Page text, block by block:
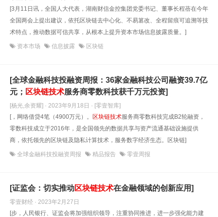
[3月11日讯，全国人大代表，湖南财信金控集团党委书记、董事长程蓓在今年
全国两会上提出建议，依托区块链去中心化、不易篡改、全程留痕可追溯等技
术特点，推动数据可信共享，从根本上提升资本市场信息披露质量。]
资本市场 信息披露 区块链
[全球金融科技投融资周报：36家金融科技公司融资39.7亿
元； 区块链技术服务商零数科技获千万元投资]
[杨光,余资耀] · 2023年9月18日 · [零壹智库]
[，网络借贷4笔（4900万元）。 区块链技术服务商零数科技完成B2轮融资，
零数科技成立于2016年，是全国领先的数据共享与资产流通基础设施提供
商，依托领先的区块链及隐私计算技术，服务数字经济生态。区块链]
全球金融科技投融资周报 精品报告 零壹周报
[证监会：切实推动区块链技术在金融领域的创新应用]
零壹财经 · 2023年2月27日
[步，人民银行、证监会将加强组织领导，注重协同推进，进一步强化能力建